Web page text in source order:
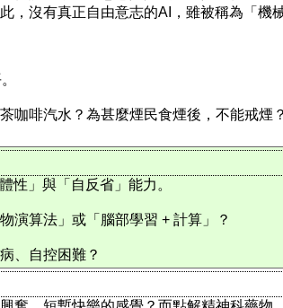
沒有真正自由意志的AI，雖被稱為「機
啡汽水？為甚麼煙民食煙後，不能戒
性」與「自反省」能力。
演算法」或「腦部學習 + 計算」？
、自控困難？